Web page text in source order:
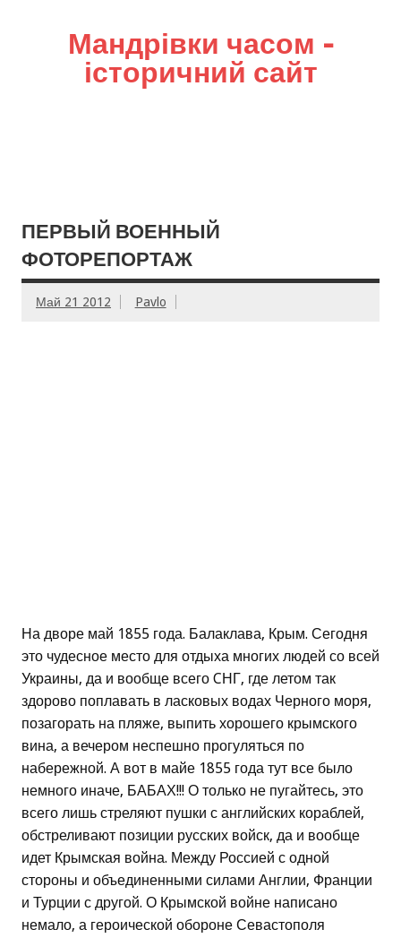
Мандрівки часом –
історичний сайт
ПЕРВЫЙ ВОЕННЫЙ
ФОТОРЕПОРТАЖ
Май 21 2012 Pavlo
На дворе май 1855 года. Балаклава, Крым. Сегодня
это чудесное место для отдыха многих людей со всей
Украины, да и вообще всего CНГ, где летом так
здорово поплавать в ласковых водах Черного моря,
позагорать на пляже, выпить хорошего крымского
вина, а вечером неспешно прогуляться по
набережной. А вот в майе 1855 года тут все было
немного иначе, БАБАХ!!! О только не пугайтесь, это
всего лишь стреляют пушки с английских кораблей,
обстреливают позиции русских войск, да и вообще
идет Крымская война. Между Россией с одной
стороны и объединенными силами Англии, Франции
и Турции с другой. О Крымской войне написано
немало, а героической обороне Севастополя